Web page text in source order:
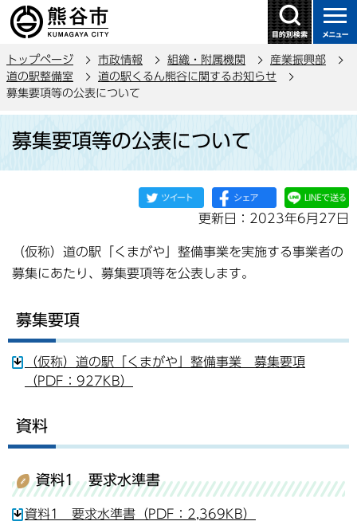
の
ー
ジ
で
トップページ 市政情報 組織・附属機関
産業振興部
道の駅整備室
道の駅くるん熊谷に関するお知らせ
募集要項等の公表について
募集要項等の公表について
更新日：2023年6月27日
（仮称）道の駅「くまがや」整備事業を実施する事業者の
募集にあたり、募集要項等を公表します。
募集要項
（仮称）道の駅「くまがや」整備事業 募集要項
（PDF：927KB）
資料
資料1 要求水準書
資料1 要求水準書（PDF：2,369KB）